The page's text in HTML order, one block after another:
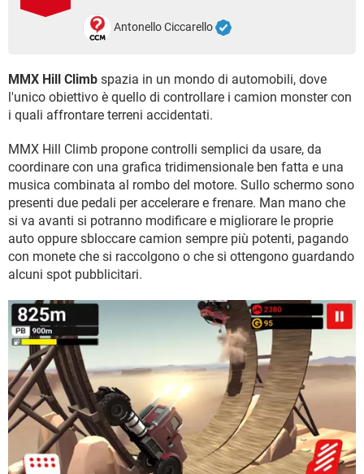
Antonello Ciccarello
MMX Hill Climb spazia in un mondo di automobili, dove
l'unico obiettivo è quello di controllare i camion monster con
i quali affrontare terreni accidentati.
MMX Hill Climb propone controlli semplici da usare, da
coordinare con una grafica tridimensionale ben fatta e una
musica combinata al rombo del motore. Sullo schermo sono
presenti due pedali per accelerare e frenare. Man mano che
si va avanti si potranno modificare e migliorare le proprie
auto oppure sbloccare camion sempre più potenti, pagando
con monete che si raccolgono o che si ottengono guardando
alcuni spot pubblicitari.